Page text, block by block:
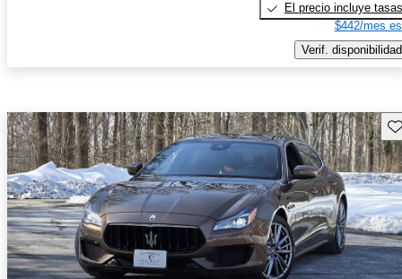
El precio incluye tasas
$442/mes
Verif. disponibilidad